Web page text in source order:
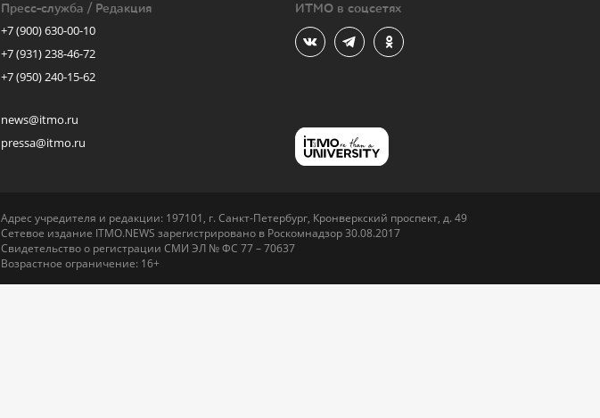
Пресс-служба / Редакция
+7 (900) 630-00-10
+7 (931) 238-46-72
+7 (950) 240-15-62
news@itmo.ru
pressa@itmo.ru
ИТМО в соцсетях
Адрес учредителя и редакции: 197101, г. Санкт-Петербург, Кронверкский проспект, д. 49
Сетевое издание ITMO.NEWS зарегистрировано в Роскомнадзор 30.08.2017
Свидетельство о регистрации СМИ ЭЛ № ФС 77 – 70637
Возрастное ограничение: 16+